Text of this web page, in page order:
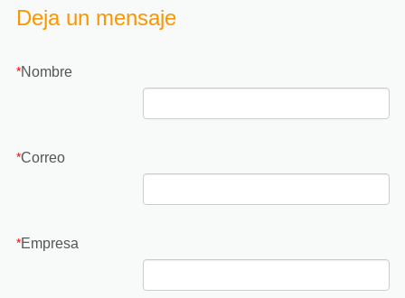
Deja un mensaje
*Nombre
*Correo
*Empresa